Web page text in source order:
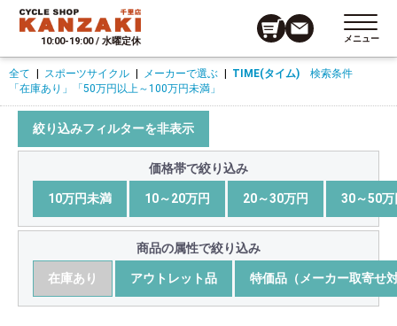
10:00-19:00 / 水曜定休 メニュー
全て スポーツサイクル メーカーで選ぶ TIME(タイム) 検索条件
「在庫あり」
「50万円以上～100万円未満」
絞り込みフィルターを非表示
価格帯で絞り込み
10万円未満 10～20万円 20～30万円 30～50万
商品の属性で絞り込み
在庫あり アウトレット品 特価品（メーカー取寄せ